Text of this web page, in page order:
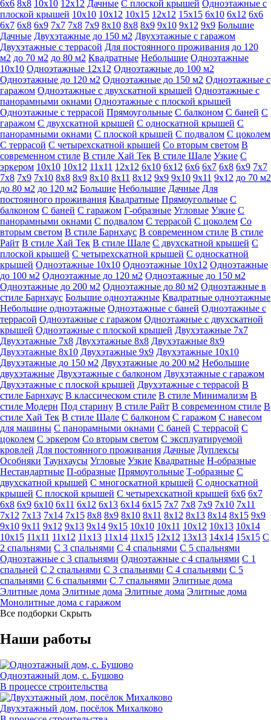
6х6 8х8 10х10 12х12 Дачные С плоской крышей Одноэтажные с
плоской крышей 10х10 10х12 10х15 12х12 15х15 6х10 6х12 6х6
6х7 6х8 6х9 7х7 7х8 7х9 8х10 8х8 8х9 9х10 9х12 9х9 Большие
Дачные Двухэтажные до 150 м2 Двухэтажные с гаражом
Двухэтажные с террасой Для постоянного проживания до 120
м2 до 70 м2 до 80 м2 Квадратные Небольшие Одноэтажные
10х10 Одноэтажные 12х12 Одноэтажные до 100 м2
Одноэтажные до 120 м2 Одноэтажные до 150 м2 Одноэтажные с
гаражом Одноэтажные с двухскатной крышей Одноэтажные с
панорамными окнами Одноэтажные с плоской крышей
Одноэтажные с террасой Прямоугольные С балконом С баней С
гаражом С двухскатной крышей С односкатной крышей С
панорамными окнами С плоской крышей С подвалом С цоколем
С террасой С четырехскатной крышей Со вторым светом В
современном стиле В стиле Хай Тек В стиле Шале Узкие С
эркером 10х10 10х12 11х11 12х12 6х10 6х12 6х6 6х7 6х8 6х9 7х7
7х8 7х9 7х10 8х8 8х9 8х10 8х11 8х12 9х9 9х10 9х11 9х12 до 70 м2
до 80 м2 до 120 м2 Большие Небольшие Дачные Для
постоянного проживания Квадратные Прямоугольные С
балконом С баней С гаражом Г-образные Угловые Узкие С
панорамными окнами С подвалом С террасой С цоколем Со
вторым светом В стиле Барнхаус В современном стиле В стиле
Райт В стиле Хай Тек В стиле Шале С двухскатной крышей С
плоской крышей С четырехскатной крышей С односкатной
крышей Одноэтажные 10х10 Одноэтажные 10х12 Одноэтажные
до 100 м2 Одноэтажные до 120 м2 Одноэтажные до 150 м2
Одноэтажные до 200 м2 Одноэтажные до 80 м2 Одноэтажные в
стиле Барнхаус Большие одноэтажные Квадратные одноэтажные
Небольшие одноэтажные Одноэтажные с баней Одноэтажные с
террасой Одноэтажные с гаражом Одноэтажные с двухскатной
крышей Одноэтажные с плоской крышей Двухэтажные 7х7
Двухэтажные 7х8 Двухэтажные 8х8 Двухэтажные 8х9
Двухэтажные 8х10 Двухэтажные 9х9 Двухэтажные 10х10
Двухэтажные до 150 м2 Двухэтажные до 200 м2 Небольшие
двухэтажные Двухэтажные с балконом Двухэтажные с гаражом
Двухэтажные с плоской крышей Двухэтажные с террасой В
стиле Барнхаус В классическом стиле В стиле Минимализм В
стиле Модерн Под старину В стиле Райт В современном стиле В
стиле Хай Тек В стиле Шале С балконом С гаражом С навесом
для машины С панорамными окнами С баней С террасой С
цоколем С эркером Со вторым светом С эксплуатируемой
кровлей Для постоянного проживания Дачные Дуплексы
Особняки Таунхаусы Угловые Узкие Квадратные Н-образные
Нестандартные П-образные Прямоугольные Т-образные С
двухскатной крышей С многоскатной крышей С односкатной
крышей С плоской крышей С четырехскатной крышей 6х6 6х7
6х8 6х9 6х10 6х11 6х12 6х13 6х14 6х15 7х7 7х8 7х9 7х10 7х11
7х12 7х13 7х14 7х15 8х8 8х9 8х10 8х11 8х12 8х13 8х14 8х15 9х9
9х10 9х11 9х12 9х13 9х14 9х15 10х10 10х11 10х12 10х13 10х14
10х15 11х11 11х12 11х13 11х14 11х15 12х12 13х13 14х14 15х15 С
2 спальнями С 3 спальнями С 4 спальнями С 5 спальнями
Одноэтажные с 3 спальнями Одноэтажные с 4 спальнями С 1
спальней С 2 спальнями С 3 спальнями С 4 спальнями С 5
спальнями С 6 спальнями С 7 спальнями Элитные дома
Элитные дома Элитные дома Элитные дома Элитные дома
Монолитные дома с гаражом
Все подборки Скрыть
Наши работы
Одноэтажный дом, с. Бушово
В процессе строительства
Двухэтажный дом, посёлок Михалково